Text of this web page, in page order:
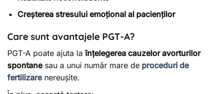
Creșterea stresului emoțional al pacienților
Care sunt avantajele PGT-A?
PGT-A poate ajuta laînțelegerea cauzelor avorturilor
spontanesau a unui număr mare de proceduri de
fertilizarenereușite.